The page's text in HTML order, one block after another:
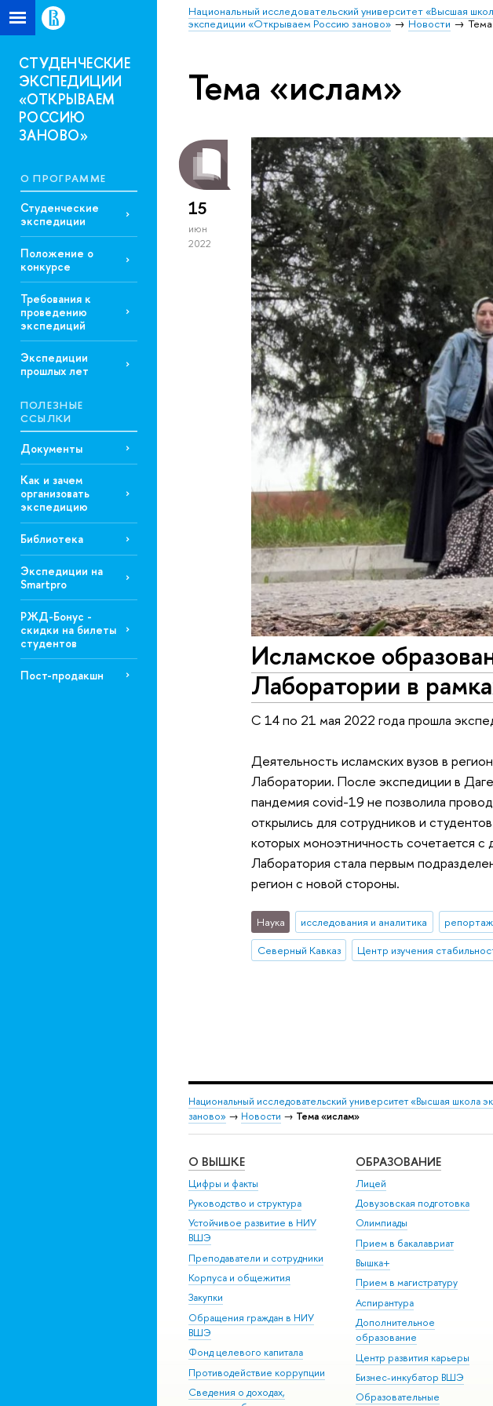
Национальный исследовательский университет «Высшая
экспедиции «Открываем Россию заново»
Новости
СТУДЕНЧЕСКИЕ
ЭКСПЕДИЦИИ
«ОТКРЫВАЕМ
РОССИЮ
ЗАНОВО»
О ПРОГРАММЕ
Студенческие
экспедиции
Положение о
конкурсе
Требования к
проведению
экспедиций
Экспедиции
прошлых лет
ПОЛЕЗНЫЕ
ССЫЛКИ
Документы
Как и зачем
организовать
экспедицию
Библиотека
Экспедиции на
Smartpro
РЖД-Бонус -
скидки на билеты
студентов
Пост-продакшн
Тема «ислам»
15
июн
2022
Исламское
Лаборатории в
С 14 по 21 мая 2022 года прошла
Деятельность исламских вузов в
Лаборатории. После экспедиции в
пандемия covid-19 не позволила
открылись для сотрудников и
которых моноэтничность сочетается
Лаборатория стала первым
регион с новой стороны.
Наука исследования и аналитика
Северный Кавказ
Центр изучения
Национальный исследовательский университет «Высшая школа
заново» → Новости → Тема «ислам»
О ВЫШКЕ
Цифры и факты
Руководство и структура
Устойчивое развитие в НИУ
ВШЭ
Преподаватели и сотрудники
Корпуса и общежития
Закупки
Обращения граждан в НИУ
ВШЭ
Фонд целевого капитала
Противодействие коррупции
Сведения о доходах,
ОБРАЗОВАНИЕ
Лицей
Довузовская подготовка
Олимпиады
Прием в бакалавриат
Вышка+
Прием в магистратуру
Аспирантура
Дополнительное
образование
Центр развития карьеры
Бизнес-инкубатор ВШЭ
Образовательные